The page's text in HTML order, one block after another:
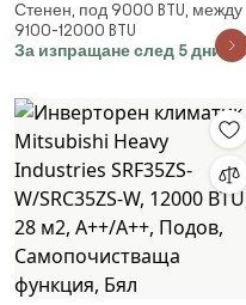
Pular GWH09AGBXB-K6DNA1A,
9000 BTU, 17 м2, A++/A+, Wi-Fi,
R-32, Бял
Стенен, под 9000 BTU, между
9100-12000 BTU
За изпращане след 5 дни